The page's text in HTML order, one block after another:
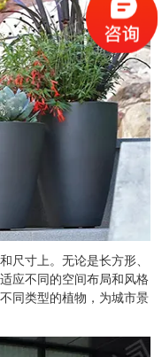
尺寸上。无论是长方形、
应不同的空间布局和风格
同类型的植物，为城市景